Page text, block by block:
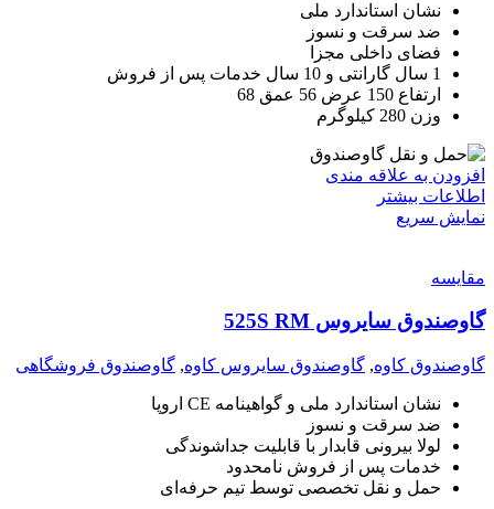
نشان استاندارد ملی
ضد سرقت و نسوز
فضای داخلی مجزا
1 سال گارانتی و 10 سال خدمات پس از فروش
ارتفاع 150 عرض 56 عمق 68
وزن 280 کیلوگرم
افزودن به علاقه مندی
اطلاعات بیشتر
نمایش سریع
مقايسه
گاوصندوق سایروس 525S RM
گاوصندوق کاوه, گاوصندوق سایروس کاوه, گاوصندوق فروشگاهی
نشان استاندارد ملی و گواهینامه CE اروپا
ضد سرقت و نسوز
لولا بیرونی قابدار با قابلیت جداشوندگی
خدمات پس از فروش نامحدود
حمل و نقل تخصصی توسط تیم حرفه‌ای